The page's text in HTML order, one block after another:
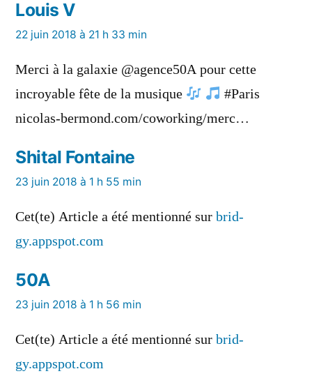
Louis Va
dit :
22 juin 2018 à 21 h 33 min
Merci à la galaxie @agence50A pour cette
incroyable fête de la musique
#Paris
nicolas-bermond.com/coworking/merc…
Shital Fontainea
dit :
23 juin 2018 à 1 h 55 min
Cet(te) Article a été mentionné sur brid-
gy.appspot.com
50Aa
dit :
23 juin 2018 à 1 h 56 min
Cet(te) Article a été mentionné sur brid-
gy.appspot.com